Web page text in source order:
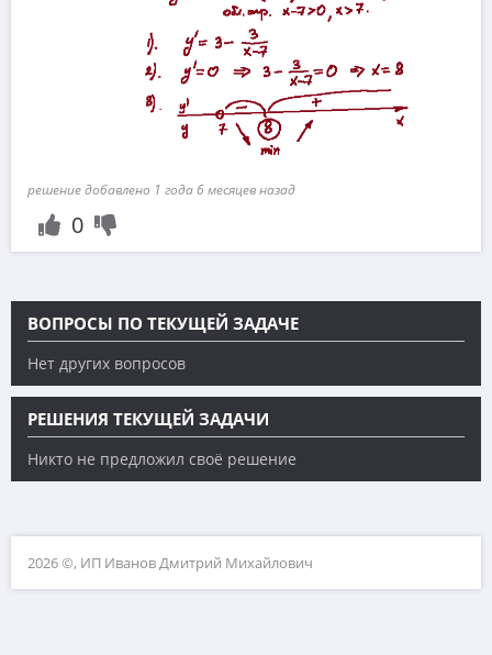
решение добавлено 1 года 6 месяцев назад
0
ВОПРОСЫ ПО ТЕКУЩЕЙ ЗАДАЧЕ
Нет других вопросов
РЕШЕНИЯ ТЕКУЩЕЙ ЗАДАЧИ
Никто не предложил своё решение
2026 ©, ИП Иванов Дмитрий Михайлович